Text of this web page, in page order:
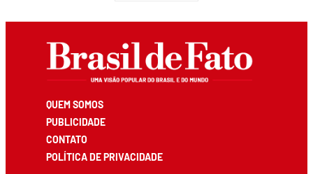
QUEM SOMOS
PUBLICIDADE
CONTATO
POLÍTICA DE PRIVACIDADE